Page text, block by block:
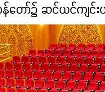
န်တော်၌ ဆင်ယင်ကျင်း